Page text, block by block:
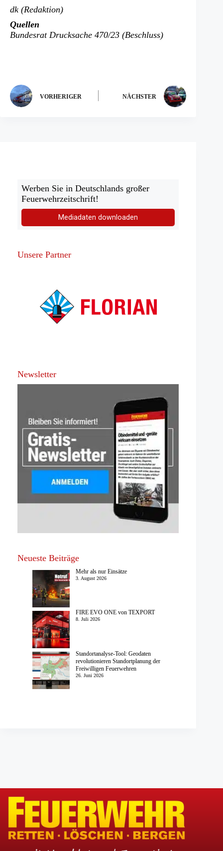
dk (Redaktion)
Quellen
Bundesrat Drucksache 470/23 (Beschluss)
VORHERIGER NÄCHSTER
Werben Sie in Deutschlands großer
Feuerwehrzeitschrift!
Mediadaten downloaden
Unsere Partner
Newsletter
Neueste Beiträge
Mehr als nur Einsätze
3. August 2026
FIRE EVO ONE von TEXPORT
8. Juli 2026
Standortanalyse-Tool: Geodaten
revolutionieren Standortplanung der
Freiwilligen Feuerwehren
26. Juni 2026